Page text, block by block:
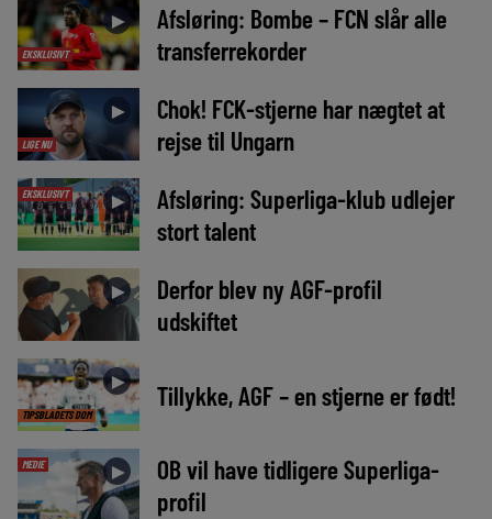
EKSKLUSIVT
►
Afsløring: Bombe – FCN slår alle
transferrekorder
LIGE NU
►
Chok! FCK-stjerne har nægtet at
rejse til Ungarn
EKSKLUSIVT ►
Afsløring: Superliga-klub udlejer
stort talent
►
Derfor blev ny AGF-profil
udskiftet
TIPSBLADETS DOM
► Tillykke, AGF – en stjerne er født!
MEDIE ►
OB vil have tidligere Superliga-
profil